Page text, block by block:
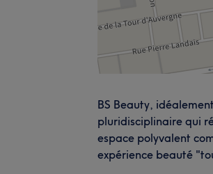
BS Beauty,
pluridisciplinaire qui
espace polyvalent
expérience beauté